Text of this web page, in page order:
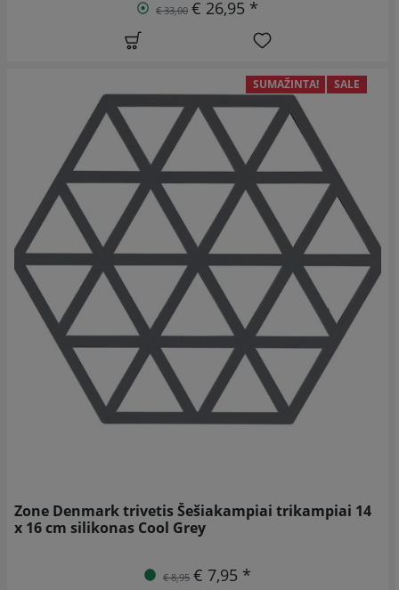
€ 33,00 € 26,95 *
SUMAŽINTA! SALE
Zone Denmark trivetis Šešiakampiai trikampiai 14
x 16 cm silikonas Cool Grey
€ 8,95 € 7,95 *